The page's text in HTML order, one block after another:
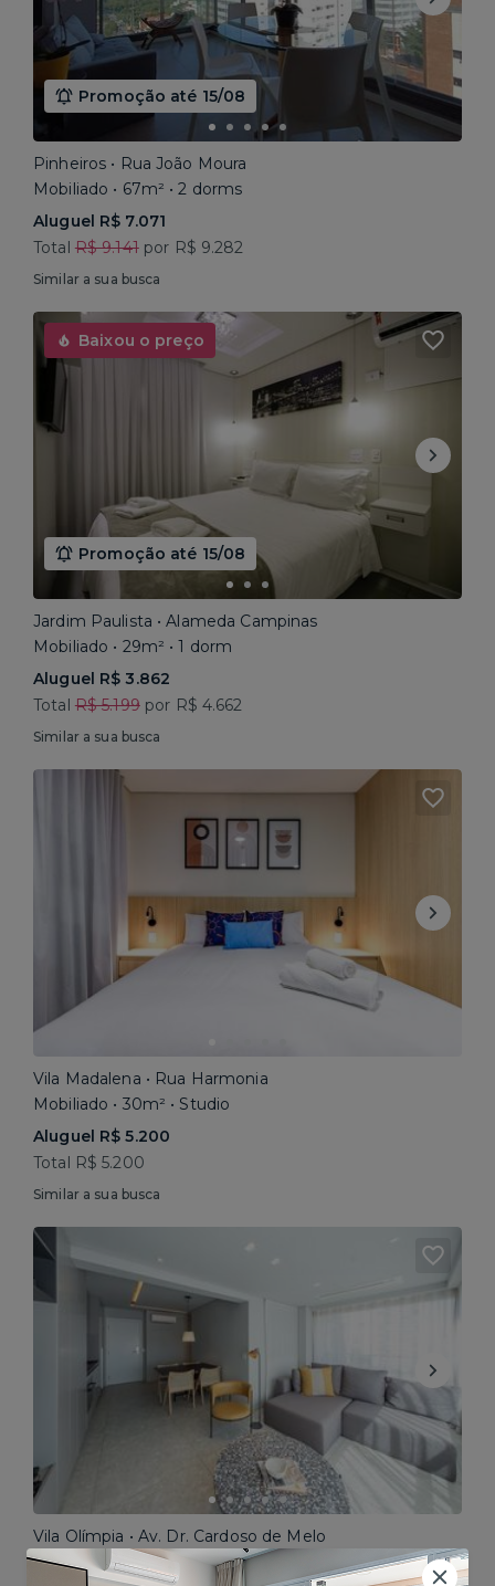
Promoção até 15/08
Pinheiros • Rua João Moura
Mobiliado • 67m² • 2 dorms
Aluguel R$ 7.071
Total R$ 9.141por R$ 9.282
Similar a sua busca
Baixou o preço
Promoção até 15/08
Jardim Paulista • Alameda Campinas
Mobiliado • 29m² • 1 dorm
Aluguel R$ 3.862
Total R$ 5.199por R$ 4.662
Similar a sua busca
Vila Madalena • Rua Harmonia
Mobiliado • 30m² • Studio
Aluguel R$ 5.200
Total R$ 5.200
Similar a sua busca
Vila Olímpia • Av. Dr. Cardoso de Melo
Mobiliado • 64m² • 2 dorms